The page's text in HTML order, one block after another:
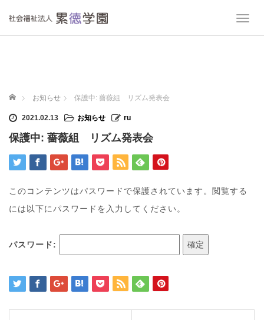
T
n
ホーム お知らせ 保護中: 薔薇組 リズム発表会
2021.02.13 お知らせ ru
保護中: 薔薇組 リズム発表会
このコンテンツはパスワードで保護されています。閲覧する
には以下にパスワードを入力してください。
パスワード: